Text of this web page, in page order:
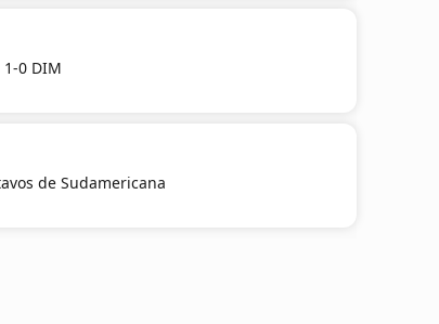
0 DIM
de Sudamericana